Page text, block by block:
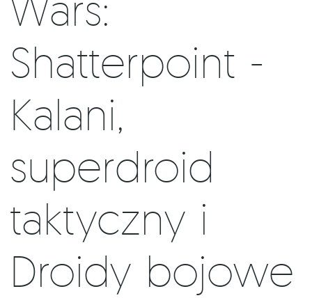
Shatterpoint -
Kalani,
superdroid
taktyczny i
Droidy bojowe